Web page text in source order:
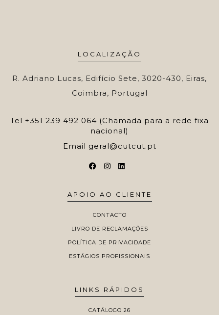
LOCALIZAÇÃO
R. Adriano Lucas, Edifício Sete, 3020-430, Eiras,
Coimbra, Portugal
Tel +351 239 492 064 (Chamada para a rede fixa
nacional)
Email geral@cutcut.pt
APOIO AO CLIENTE
CONTACTO
LIVRO DE RECLAMAÇÕES
POLÍTICA DE PRIVACIDADE
ESTÁGIOS PROFISSIONAIS
LINKS RÁPIDOS
CATÁLOGO 26